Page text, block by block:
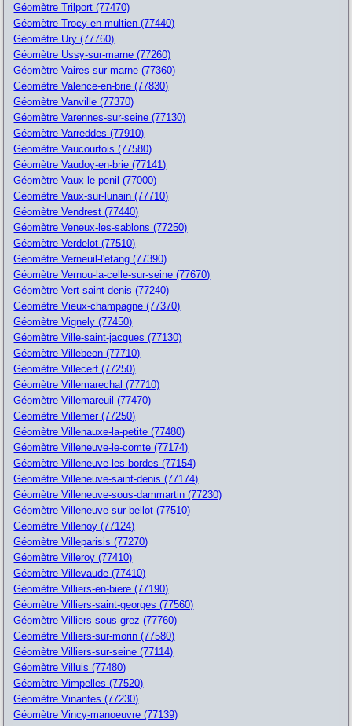
Géomètre Trilport (77470)
Géomètre Trocy-en-multien (77440)
Géomètre Ury (77760)
Géomètre Ussy-sur-marne (77260)
Géomètre Vaires-sur-marne (77360)
Géomètre Valence-en-brie (77830)
Géomètre Vanville (77370)
Géomètre Varennes-sur-seine (77130)
Géomètre Varreddes (77910)
Géomètre Vaucourtois (77580)
Géomètre Vaudoy-en-brie (77141)
Géomètre Vaux-le-penil (77000)
Géomètre Vaux-sur-lunain (77710)
Géomètre Vendrest (77440)
Géomètre Veneux-les-sablons (77250)
Géomètre Verdelot (77510)
Géomètre Verneuil-l'etang (77390)
Géomètre Vernou-la-celle-sur-seine (77670)
Géomètre Vert-saint-denis (77240)
Géomètre Vieux-champagne (77370)
Géomètre Vignely (77450)
Géomètre Ville-saint-jacques (77130)
Géomètre Villebeon (77710)
Géomètre Villecerf (77250)
Géomètre Villemarechal (77710)
Géomètre Villemareuil (77470)
Géomètre Villemer (77250)
Géomètre Villenauxe-la-petite (77480)
Géomètre Villeneuve-le-comte (77174)
Géomètre Villeneuve-les-bordes (77154)
Géomètre Villeneuve-saint-denis (77174)
Géomètre Villeneuve-sous-dammartin (77230)
Géomètre Villeneuve-sur-bellot (77510)
Géomètre Villenoy (77124)
Géomètre Villeparisis (77270)
Géomètre Villeroy (77410)
Géomètre Villevaude (77410)
Géomètre Villiers-en-biere (77190)
Géomètre Villiers-saint-georges (77560)
Géomètre Villiers-sous-grez (77760)
Géomètre Villiers-sur-morin (77580)
Géomètre Villiers-sur-seine (77114)
Géomètre Villuis (77480)
Géomètre Vimpelles (77520)
Géomètre Vinantes (77230)
Géomètre Vincy-manoeuvre (77139)